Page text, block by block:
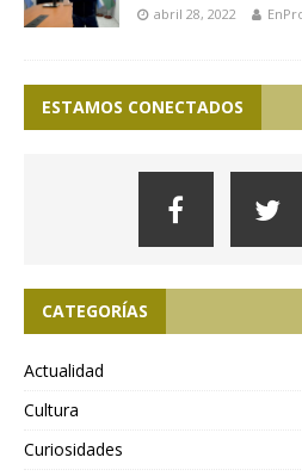
abril 28, 2022
ESTAMOS CONECTADOS
CATEGORÍAS
Actualidad
Cultura
Curiosidades